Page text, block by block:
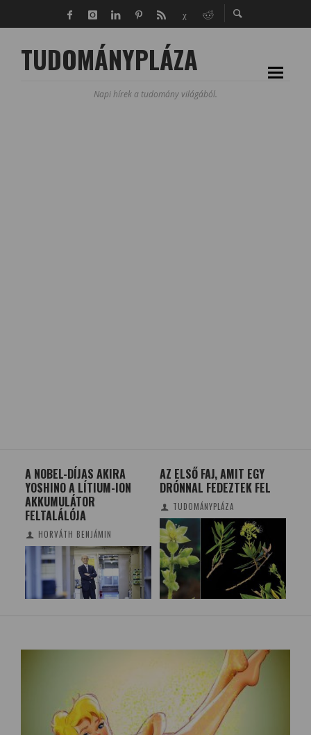
TUDOMÁNYPLÁZA
Napi hírek a tudomány világából.
A NOBEL-DÍJAS AKIRA
YOSHINO A LÍTIUM-ION
AKKUMULÁTOR
FELTALÁLÓJA
HORVÁTH BENJÁMIN
AZ ELSŐ FAJ, AMIT EGY
DRÓNNAL FEDEZTEK FEL
TUDOMÁNYPLÁZA